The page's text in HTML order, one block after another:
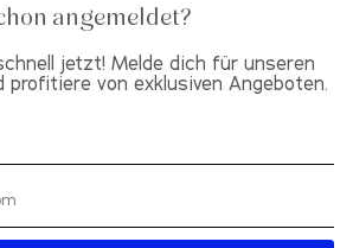
angemeldet?
jetzt! Melde dich für unseren
profitiere von exklusiven Angeboten.